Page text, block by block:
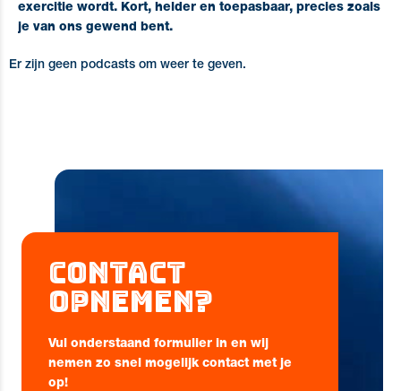
exercitie wordt. Kort, helder en toepasbaar, precies zoals
je van ons gewend bent.
Er zijn geen podcasts om weer te geven.
Contact
opnemen?
Vul onderstaand formulier in en wij
nemen zo snel mogelijk contact met je
op!